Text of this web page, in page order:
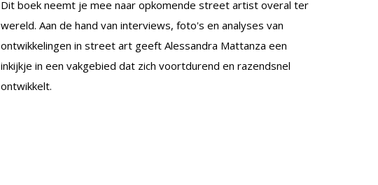
Dit boek neemt je mee naar opkomende street artist overal ter
wereld. Aan de hand van interviews, foto's en analyses van
ontwikkelingen in street art geeft Alessandra Mattanza een
inkijkje in een vakgebied dat zich voortdurend en razendsnel
ontwikkelt.